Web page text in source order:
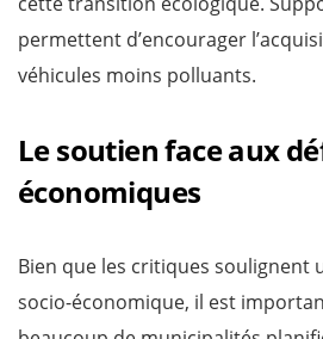
permettent d’encourager
véhicules moins polluants.
Le soutien face aux
économiques
Bien que les critiques soulignent
socio-économique, il est